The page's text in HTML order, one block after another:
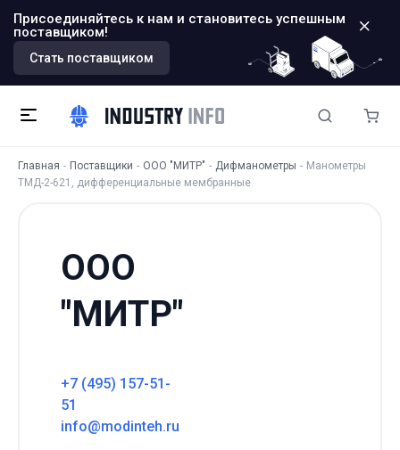
Присоединяйтесь к нам и становитесь успешным
поставщиком!
Стать поставщиком
Главная Поставщики ООО "МИТР" Дифманометры
Манометры
ТМД-2-621, дифференциальные мембранные
ООО
"МИТР"
+7 (495) 157-51-
51
info@modinteh.ru